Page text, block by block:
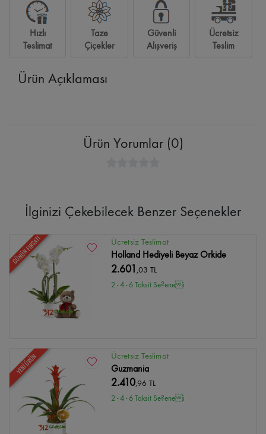
Hızlı
Teslimat
Taze
Çiçekler
Güvenli
Alışveriş
Ücretsiz
Teslim
Ürün Açıklaması
Ürün Yorumlar (0)
İlginizi Çekebilecek Benzer Seçenekler
GÜNÜN FIRSATI Ücretsiz Teslimat
Holland Hediyeli Beyaz Orkide
2.601 ,03 TL
2 - 4 - 6 Taksit Se?enei
YENİ ÜRÜN Ücretsiz Teslimat
Guzmania
2.410,96 TL
2 - 4 - 6 Taksit Se?enei